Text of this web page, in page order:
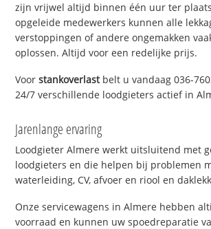
zijn vrijwel altijd binnen één uur ter
opgeleide medewerkers kunnen alle
verstoppingen of andere ongemakken
oplossen. Altijd voor een redelijke prijs.
Voorstankoverlastbelt u vandaag 036-
24/7 verschillende loodgieters actief in
Jarenlange ervaring
Loodgieter Almere werkt uitsluitend met
loodgieters en die helpen bij problemen
waterleiding, CV, afvoer en riool en
Onze servicewagens in Almere hebben
voorraad en kunnen uw spoedreparatie